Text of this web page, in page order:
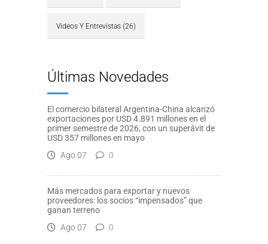
Videos Y Entrevistas (26)
Últimas Novedades
El comercio bilateral Argentina-China alcanzó
exportaciones por USD 4.891 millones en el
primer semestre de 2026, con un superávit de
USD 357 millones en mayo
Ago 07
0
Más mercados para exportar y nuevos
proveedores: los socios “impensados” que
ganan terreno
Ago 07
0